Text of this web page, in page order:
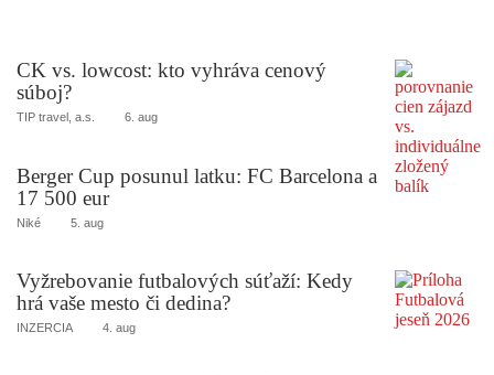
CK vs. lowcost: kto vyhráva cenový
súboj?
TIP travel, a.s. 6. aug
Berger Cup posunul latku: FC Barcelona a
17 500 eur
Niké 5. aug
Vyžrebovanie futbalových súťaží: Kedy
hrá vaše mesto či dedina?
INZERCIA 4. aug